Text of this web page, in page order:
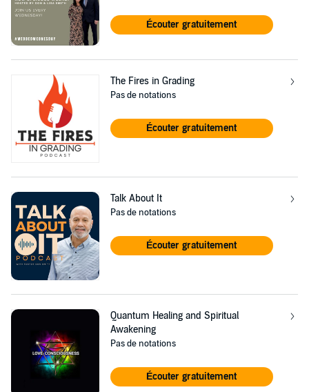
Écouter gratuitement
The Fires in Grading
Pas de notations
Écouter gratuitement
Talk About It
Pas de notations
Écouter gratuitement
Quantum Healing and Spiritual
Awakening
Pas de notations
Écouter gratuitement